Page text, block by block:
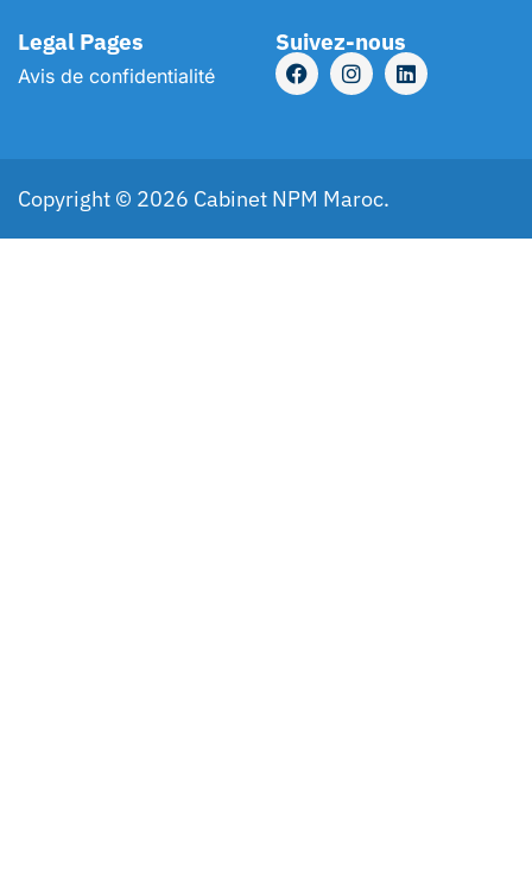
Legal Pages
Avis de confidentialité
Suivez-nous
Copyright © 2026 Cabinet NPM Maroc.